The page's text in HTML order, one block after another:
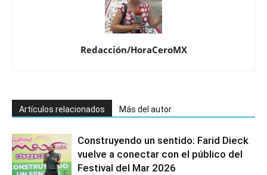
Redacción/HoraCeroMX
Artículos relacionados Más del autor
Construyendo un sentido: Farid Dieck
vuelve a conectar con el público del
Festival del Mar 2026